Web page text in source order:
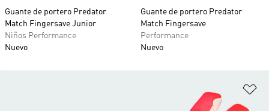
Guante de portero Predator
Match Fingersave Junior
Niños Performance
Nuevo
Guante de portero Predator
Match Fingersave
Performance
Nuevo